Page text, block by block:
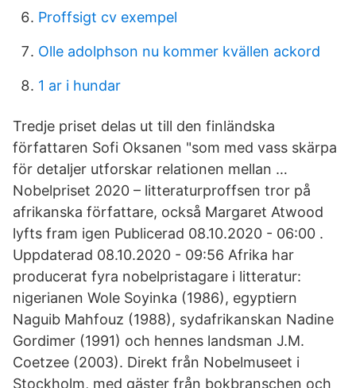
Proffsigt cv exempel
Olle adolphson nu kommer kvällen ackord
1 ar i hundar
Tredje priset delas ut till den finländska
författaren Sofi Oksanen "som med vass skärpa
för detaljer utforskar relationen mellan …
Nobelpriset 2020 – litteraturproffsen tror på
afrikanska författare, också Margaret Atwood
lyfts fram igen Publicerad 08.10.2020 - 06:00 .
Uppdaterad 08.10.2020 - 09:56 Afrika har
producerat fyra nobelpristagare i litteratur:
nigerianen Wole Soyinka (1986), egyptiern
Naguib Mahfouz (1988), sydafrikanskan Nadine
Gordimer (1991) och hennes landsman J.M.
Coetzee (2003). Direkt från Nobelmuseet i
Stockholm, med gäster från bokbranschen och